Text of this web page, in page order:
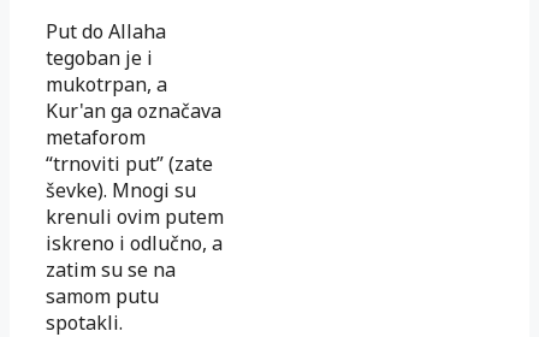
Put do Allaha
tegoban je i
mukotrpan, a
Kur'an ga označava
metaforom
“trnoviti put” (zate
ševke). Mnogi su
krenuli ovim putem
iskreno i odlučno, a
zatim su se na
samom putu
spotakli.